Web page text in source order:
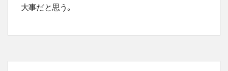
大事だと思う｡